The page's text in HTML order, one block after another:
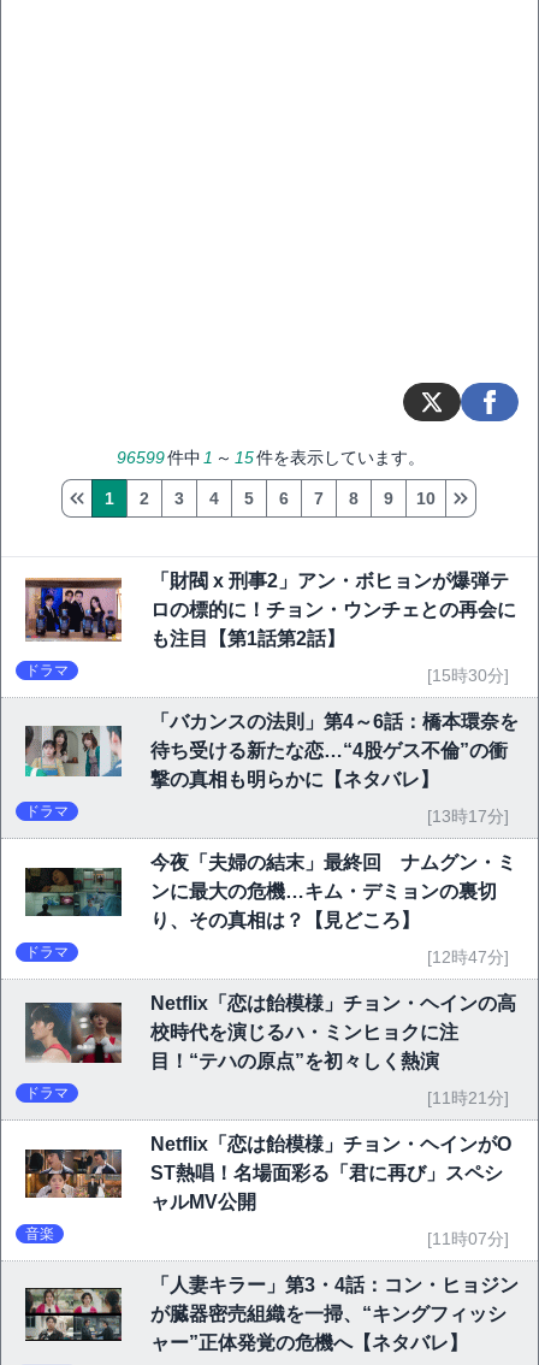
96599件中 1 ～ 15件を表示しています。
1 2 3 4 5 6 7 8 9 10
「財閥 x 刑事2」アン・ボヒョンが爆弾テ
ロの標的に！チョン・ウンチェとの再会に
も注目【第1話第2話】
ドラマ [15時30分]
「バカンスの法則」第4～6話：橋本環奈を
待ち受ける新たな恋…“4股ゲス不倫”の衝
撃の真相も明らかに【ネタバレ】
ドラマ [13時17分]
今夜「夫婦の結末」最終回 ナムグン・ミ
ンに最大の危機…キム・デミョンの裏切
り、その真相は？【見どころ】
ドラマ [12時47分]
Netflix「恋は飴模様」チョン・ヘインの高
校時代を演じるハ・ミンヒョクに注
目！“テハの原点”を初々しく熱演
ドラマ [11時21分]
Netflix「恋は飴模様」チョン・ヘインがO
ST熱唱！名場面彩る「君に再び」スペシ
ャルMV公開
音楽 [11時07分]
「人妻キラー」第3・4話：コン・ヒョジン
が臓器密売組織を一掃、“キングフィッシ
ャー”正体発覚の危機へ【ネタバレ】